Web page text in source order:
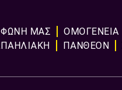
ΜΑΣ ΟΜΟΓΕΝΕΙΑ
ΠΑΝΘΕΟΝ